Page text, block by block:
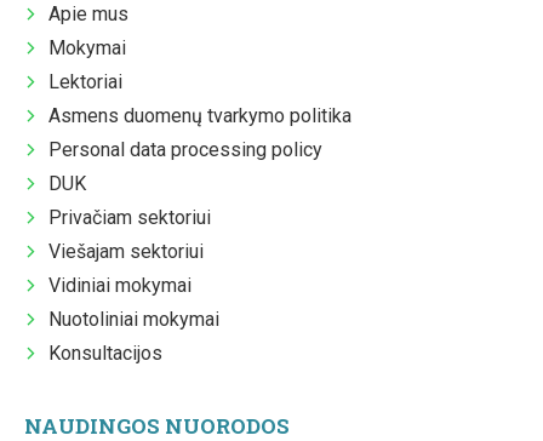
Apie mus
Mokymai
Lektoriai
Asmens duomenų tvarkymo politika
Personal data processing policy
DUK
Privačiam sektoriui
Viešajam sektoriui
Vidiniai mokymai
Nuotoliniai mokymai
Konsultacijos
NAUDINGOS NUORODOS